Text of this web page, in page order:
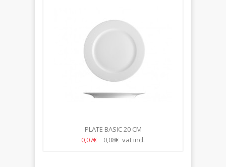
PLATE BASIC 20 CM
0,07€
0,08€ vat incl.